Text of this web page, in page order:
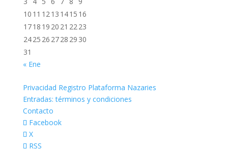
10 11 1213 1415 16
1718 19 20 21 2223
2425 26 2728 29 30
31
« Ene
Privacidad Registro Plataforma Nazaries
Entradas: términos y condiciones
Contacto
Facebook
X
RSS